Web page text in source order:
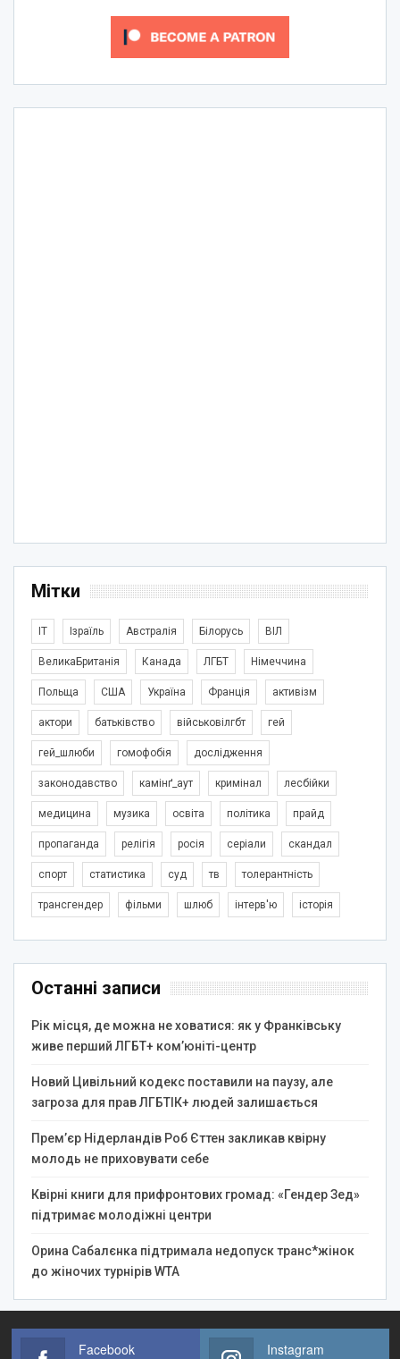
Мітки
IT Ізраїль Австралія Білорусь ВІЛ
ВеликаБританія Канада ЛГБТ Німеччина
Польща США Україна Франція активізм
актори батьківство військовілгбт гей
гей_шлюби гомофобія дослідження
законодавство камінґ_аут кримінал лесбійки
медицина музика освіта політика прайд
пропаганда релігія росія серіали скандал
спорт статистика суд тв толерантність
трансгендер фільми шлюб інтерв'ю історія
Останні записи
Рік місця, де можна не ховатися: як у Франківську
живе перший ЛГБТ+ ком’юніті-центр
Новий Цивільний кодекс поставили на паузу, але
загроза для прав ЛГБТІК+ людей залишається
Прем’єр Нідерландів Роб Єттен закликав квірну
молодь не приховувати себе
Квірні книги для прифронтових громад: «Гендер Зед»
підтримає молодіжні центри
Орина Сабалєнка підтримала недопуск транс*жінок
до жіночих турнірів WTA
Facebook Instagram